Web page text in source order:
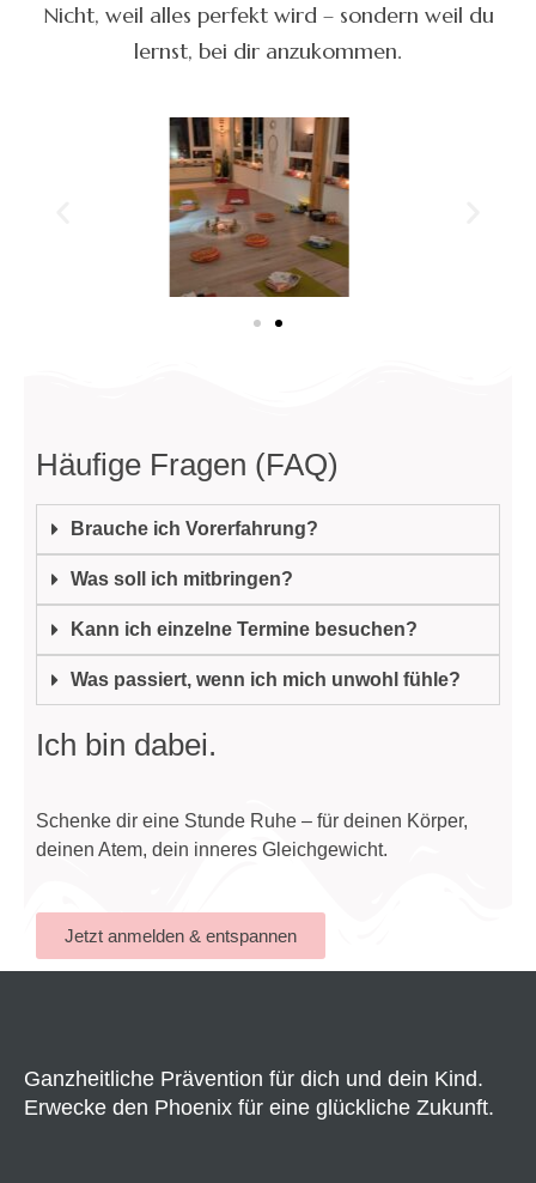
Nicht, weil alles perfekt wird – sondern weil du
lernst, bei dir anzukommen.
Häufige Fragen (FAQ)
Brauche ich Vorerfahrung?
Was soll ich mitbringen?
Kann ich einzelne Termine besuchen?
Was passiert, wenn ich mich unwohl fühle?
Ich bin dabei.
Schenke dir eine Stunde Ruhe – für deinen Körper,
deinen Atem, dein inneres Gleichgewicht.
Jetzt anmelden & entspannen
Ganzheitliche Prävention für dich und dein Kind.
Erwecke den Phoenix für eine glückliche Zukunft.